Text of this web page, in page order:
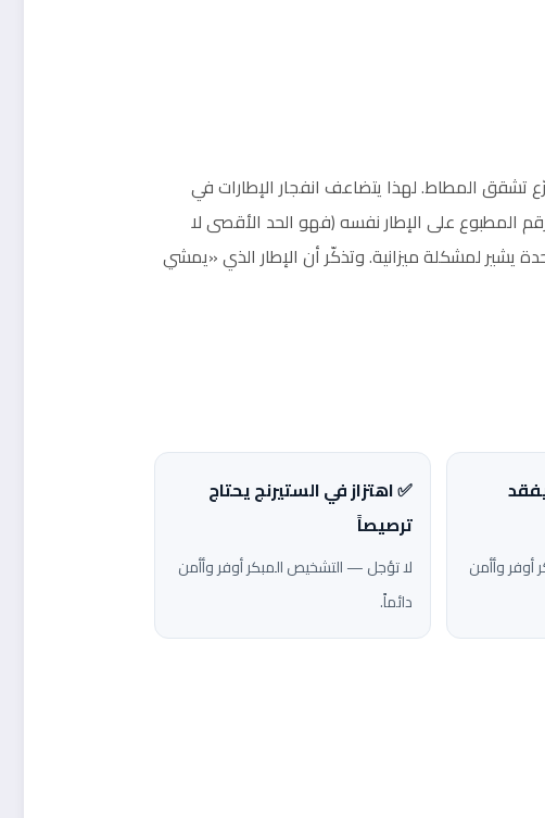
وتسرّع تشقق المطاط. لهذا يتضاعف انفجار الإطارات في
المطبوع على الإطار نفسه (فهو الحد الأقصى لا
لمشكلة ميزانية. وتذكّر أن الإطار الذي «يمشي
وأأمن
✅ اهتزاز في الستيرنج يحتاج
ترصيصاً
لا تؤجل — التشخيص المبكر أوفر وأأمن
دائماً.